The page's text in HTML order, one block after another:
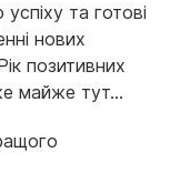
та готові
нових
позитивних
майже тут...